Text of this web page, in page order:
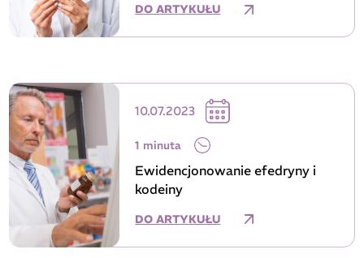
DO ARTYKUŁU
10.07.2023
1 minuta
Ewidencjonowanie efedryny i
kodeiny
DO ARTYKUŁU